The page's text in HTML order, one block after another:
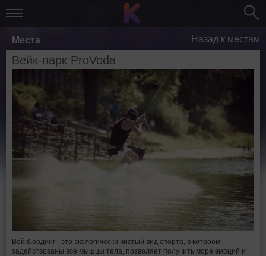
Места Назад к местам
Вейк-парк ProVoda
Вейкбординг - это экологически чистый вид спорта, в котором
задействованы все мышцы тела, позволяет получить море эмоций и